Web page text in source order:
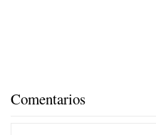
Comentarios